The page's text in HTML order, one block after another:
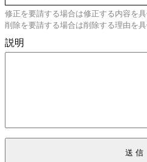
修正を要請する場合は修正する内容を
削除を要請する場合は削除する理由を
説明
送信